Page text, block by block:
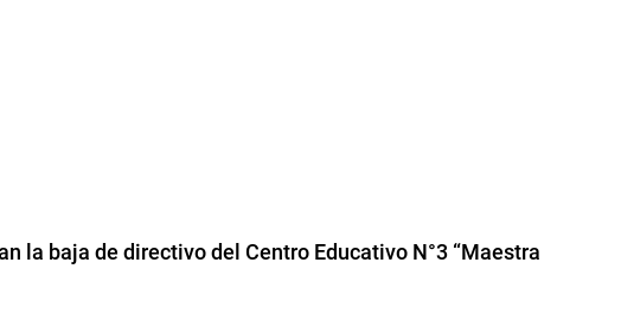
la baja de directivo del Centro Educativo N°3 “Maestra